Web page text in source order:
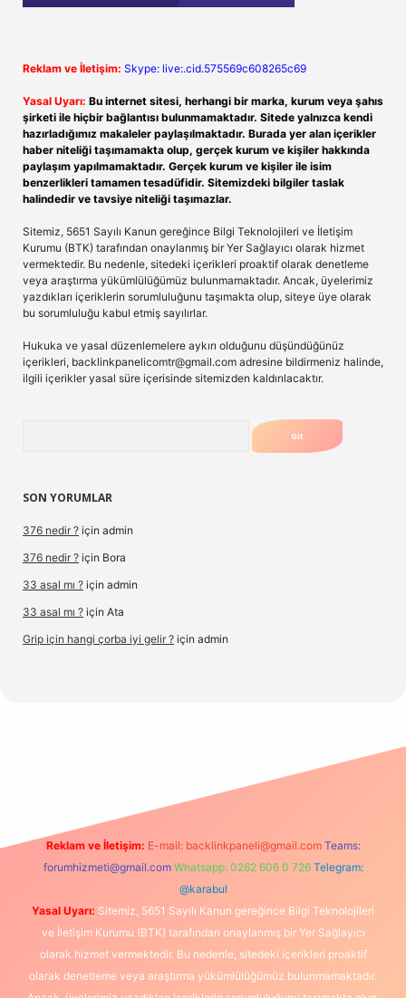
Reklam ve İletişim: Skype: live:.cid.575569c608265c69
Yasal Uyarı: Bu internet sitesi, herhangi bir marka, kurum veya şahıs
şirketi ile hiçbir bağlantısı bulunmamaktadır. Sitede yalnızca kendi
hazırladığımız makaleler paylaşılmaktadır. Burada yer alan içerikler
haber niteliği taşımamakta olup, gerçek kurum ve kişiler hakkında
paylaşım yapılmamaktadır. Gerçek kurum ve kişiler ile isim
benzerlikleri tamamen tesadüfidir. Sitemizdeki bilgiler taslak
halindedir ve tavsiye niteliği taşımazlar.
Sitemiz, 5651 Sayılı Kanun gereğince Bilgi Teknolojileri ve İletişim
Kurumu (BTK) tarafından onaylanmış bir Yer Sağlayıcı olarak hizmet
vermektedir. Bu nedenle, sitedeki içerikleri proaktif olarak denetleme
veya araştırma yükümlülüğümüz bulunmamaktadır. Ancak, üyelerimiz
yazdıkları içeriklerin sorumluluğunu taşımakta olup, siteye üye olarak
bu sorumluluğu kabul etmiş sayılırlar.
Hukuka ve yasal düzenlemelere aykırı olduğunu düşündüğünüz
içerikleri, backlinkpanelicomtr@gmail.com adresine bildirmeniz halinde,
ilgili içerikler yasal süre içerisinde sitemizden kaldırılacaktır.
SON YORUMLAR
376 nedir ? için admin
376 nedir ? için Bora
33 asal mı ? için admin
33 asal mı ? için Ata
Grip için hangi çorba iyi gelir ? için admin
Reklam ve İletişim: E-mail: backlinkpaneli@gmail.com Teams:
forumhizmeti@gmail.com Whatsapp: 0262 606 0 726 Telegram:
@karabul
Yasal Uyarı: Sitemiz, 5651 Sayılı Kanun gereğince Bilgi Teknolojileri
ve İletişim Kurumu (BTK) tarafından onaylanmış bir Yer Sağlayıcı
olarak hizmet vermektedir. Bu nedenle, sitedeki içerikleri proaktif
olarak denetleme veya araştırma yükümlülüğümüz bulunmamaktadır.